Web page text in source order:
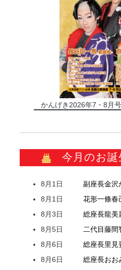
かんげき2026年7・8月
今月のお誕
8月1日 副座長金沢
8月1日
花形一條春
8月3日
総座長龍美
8月5日
二代目藤間
8月6日
総座長里見
8月6日
総座長おお